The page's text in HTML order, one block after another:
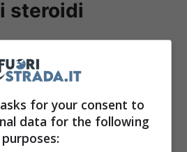
steroidi
per “pompare” il
originale nelle sue
arriva ad erogare 70
for your consent to
data for the following
purposes: